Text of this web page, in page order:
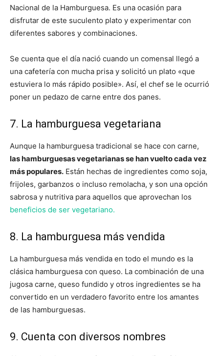
Nacional de la Hamburguesa. Es una ocasión para
disfrutar de este suculento plato y experimentar con
diferentes sabores y combinaciones.
Se cuenta que el día nació cuando un comensal llegó a
una cafetería con mucha prisa y solicitó un plato «que
estuviera lo más rápido posible». Así, el chef se le ocurrió
poner un pedazo de carne entre dos panes.
7. La hamburguesa vegetariana
Aunque la hamburguesa tradicional se hace con carne,
las hamburguesas vegetarianas se han vuelto cada vez
más populares. Están hechas de ingredientes como soja,
frijoles, garbanzos o incluso remolacha, y son una opción
sabrosa y nutritiva para aquellos que aprovechan los
beneficios de ser vegetariano.
8. La hamburguesa más vendida
La hamburguesa más vendida en todo el mundo es la
clásica hamburguesa con queso. La combinación de una
jugosa carne, queso fundido y otros ingredientes se ha
convertido en un verdadero favorito entre los amantes
de las hamburguesas.
9. Cuenta con diversos nombres